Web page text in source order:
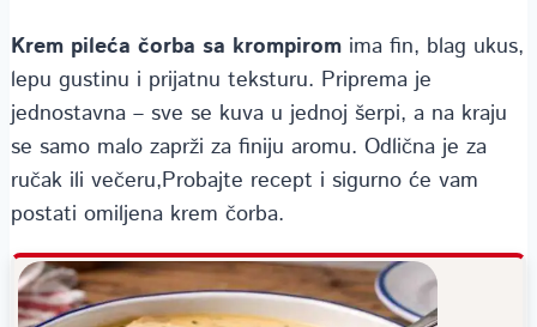
Krem pileća čorba sa krompirom ima fin, blag ukus,
lepu gustinu i prijatnu teksturu. Priprema je
jednostavna – sve se kuva u jednoj šerpi, a na kraju
se samo malo zaprži za finiju aromu. Odlična je za
ručak ili večeru,Probajte recept i sigurno će vam
postati omiljena krem čorba.